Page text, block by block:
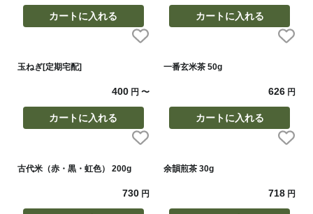
カートに入れる カートに入れる
玉ねぎ[定期宅配]
400円 〜
カートに入れる
一番玄米茶 50g
626 円
カートに入れる
古代米（赤・黒・虹色） 200g
730円
余韻煎茶 30g
718 円